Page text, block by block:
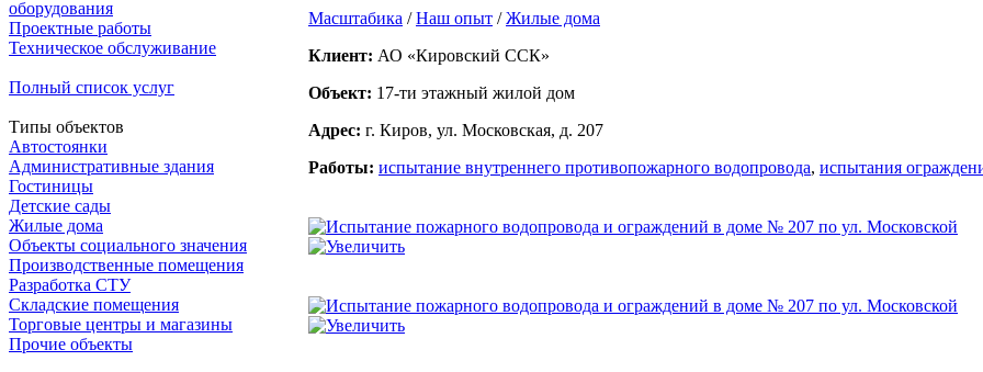
оборудования
Проектные работы
Техническое обслуживание
Полный список услуг
Типы объектов
Автостоянки
Административные здания
Гостиницы
Детские сады
Жилые дома
Объекты социального значения
Производственные помещения
Разработка СТУ
Складские помещения
Торговые центры и магазины
Прочие объекты
Масштабика / Наш опыт / Жилые дома
Клиент: АО «Кировский ССК»
Объект: 17-ти этажный жилой дом
Адрес: г. Киров, ул. Московская, д. 207
Работы: испытание внутреннего противопожарного водопровода, испытания